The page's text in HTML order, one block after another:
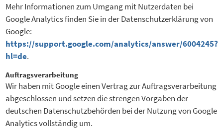
Mehr Informationen zum Umgang mit Nutzerdaten bei
Google Analytics finden Sie in der Datenschutzerklärung von
Google:
https://support.google.com/analytics/answer/6004245?
hl=de.
Auftragsverarbeitung
Wir haben mit Google einen Vertrag zur Auftragsverarbeitung
abgeschlossen und setzen die strengen Vorgaben der
deutschen Datenschutzbehörden bei der Nutzung von Google
Analytics vollständig um.